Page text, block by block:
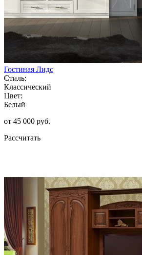
Гостиная Лидс
Стиль:
Классический
Цвет:
Белый
от 45 000 руб.
Рассчитать